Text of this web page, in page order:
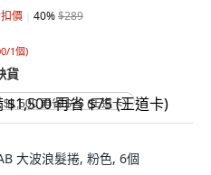
價 40%$289
1個)
貨
$1,500 再省 $75 (王道卡)
大波浪髮捲, 粉色, 6個